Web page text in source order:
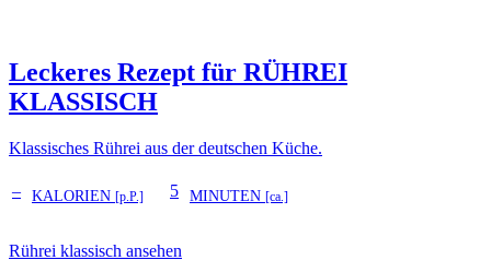
Leckeres Rezept für RÜHREI
KLASSISCH
Klassisches Rührei aus der deutschen Küche.
– KALORIEN [p.P.] 5 MINUTEN [ca.]
Rührei klassisch ansehen